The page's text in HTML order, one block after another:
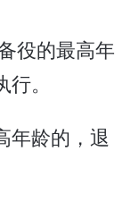
役的最高年
。
年龄的，退